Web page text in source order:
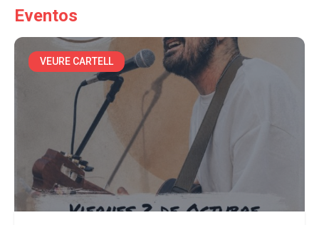
Eventos
VEURE CARTELL